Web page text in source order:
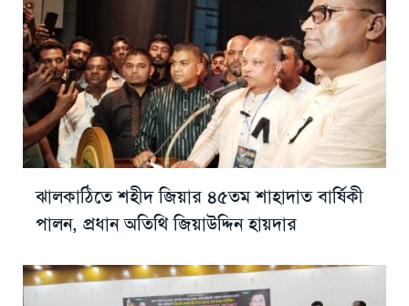
ঝালকাঠিতে শহীদ জিয়ার ৪৫তম শাহাদাত বার্ষিকী
পালন, প্রধান অতিথি জিয়াউদ্দিন হায়দার